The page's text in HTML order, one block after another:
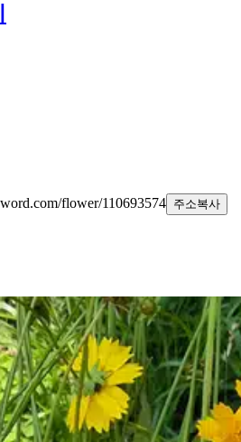
flower/110693574 주소복사